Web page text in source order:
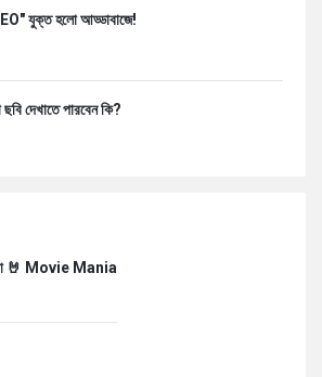
যুক্ত হলো আড্ডাবাজে!
দেখাতে পারবেন কি?
🤘 Movie Mania